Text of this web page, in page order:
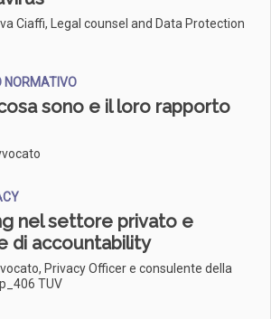
Ciaffi, Legal counsel and Data Protection
NORMATIVO
sono e il loro rapporto
nel settore privato e
di accountability
Privacy Officer e consulente della
TUV